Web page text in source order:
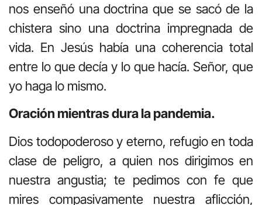
nos enseñó una doctrina que se sacó de la
chistera sino una doctrina impregnada de
vida. En Jesús había una coherencia total
entre lo que decía y lo que hacía. Señor, que
yo haga lo mismo.
Oración mientras dura la pandemia.
Dios todopoderoso y eterno, refugio en toda
clase de peligro, a quien nos dirigimos en
nuestra angustia; te pedimos con fe que
mires compasivamente nuestra aflicción,